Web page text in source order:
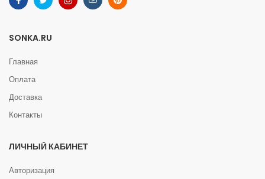
SONKA.RU
Главная
Оплата
Доставка
Контакты
ЛИЧНЫЙ КАБИНЕТ
Авторизация